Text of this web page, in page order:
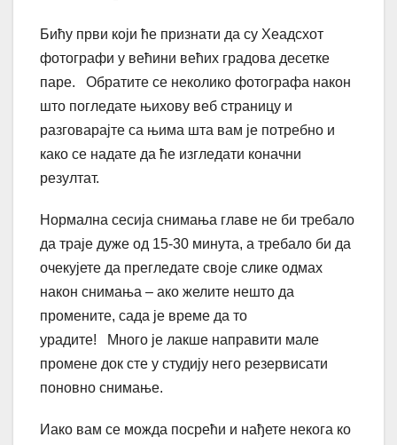
Бићу први који ће признати да су Хеадсхот
фотографи у већини већих градова десетке
паре. Обратите се неколико фотографа након
што погледате њихову веб страницу и
разговарајте са њима шта вам је потребно и
како се надате да ће изгледати коначни
резултат.
Нормална сесија снимања главе не би требало
да траје дуже од 15-30 минута, а требало би да
очекујете да прегледате своје слике одмах
након снимања – ако желите нешто да
промените, сада је време да то
урадите! Много је лакше направити мале
промене док сте у студију него резервисати
поновно снимање.
Иако вам се можда посрећи и нађете некога ко